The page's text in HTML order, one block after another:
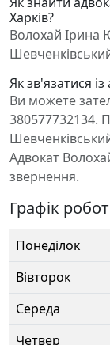
Харків?
Волохай Ірина
Як зв'язатися
Ви можете
380577732134.
Адвокат
звернення.
Графік
Понеділок
Вівторок
Середа
Четвер